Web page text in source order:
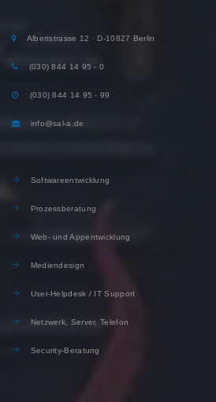
Albertstrasse 12 · D-10827 Berlin
(030) 844 14 95 - 0
(030) 844 14 95 - 99
info@sal-a.de
Softwareentwicklung
Prozessberatung
Web- und Appentwicklung
Mediendesign
User-Helpdesk / IT Support
Netzwerk, Server, Telefon
Security-Beratung